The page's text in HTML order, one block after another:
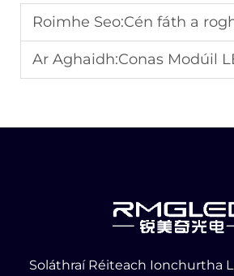
Roimhe Seo:Cén fáth a roghnaíonn foirne margúla taispeántais leis an
Ar Aghaidh:Conas Modúil LED a chustaimiú do Thionscadail
Soláthraí Réiteach Ionchurtha